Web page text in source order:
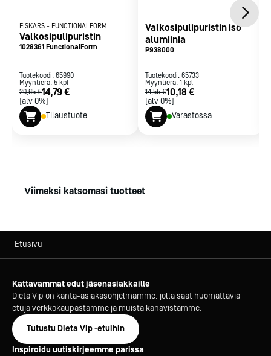
FISKARS - FUNCTIONALFORM
Valkosipulipuristin
1028361 FunctionalForm
Tuotekoodi: 65990
Myyntierä: 5 kpl
20,65 €14,79 €
[alv 0%]
Tilaustuote
Valkosipulipuristin iso
alumiinia
P938000
Tuotekoodi: 65733
Myyntierä: 1 kpl
14,55 €10,18 €
[alv 0%]
Varastossa
Viimeksi katsomasi tuotteet
Etusivu
Kattavammat edut jäsenasiakkaille
Dieta Vip on kanta-asiakasohjelmamme, jolla saat huomattavia
etuja verkkokaupastamme ja muista kanavistamme.
Tutustu Dieta Vip -etuihin
Inspiroidu uutiskirjeemme parissa